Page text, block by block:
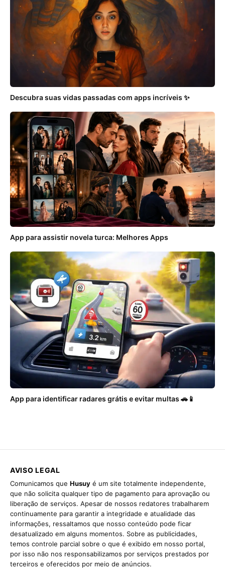
Descubra suas vidas passadas com apps incríveis ✨
App para assistir novela turca: Melhores Apps
App para identificar radares grátis e evitar multas 🚗📱
AVISO LEGAL
Comunicamos que Husuy é um site totalmente independente,
que não solicita qualquer tipo de pagamento para aprovação ou
liberação de serviços. Apesar de nossos redatores trabalharem
continuamente para garantir a integridade e atualidade das
informações, ressaltamos que nosso conteúdo pode ficar
desatualizado em alguns momentos. Sobre as publicidades,
temos controle parcial sobre o que é exibido em nosso portal,
por isso não nos responsabilizamos por serviços prestados por
terceiros e oferecidos por meio de anúncios.